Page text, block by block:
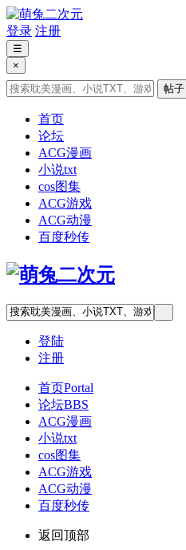
登录 注册
☰
×
帖子
首页
论坛
ACG漫画
小说txt
cos图集
ACG游戏
ACG动漫
百度秒传
登陆
注册
首页Portal
论坛BBS
ACG漫画
小说txt
cos图集
ACG游戏
ACG动漫
百度秒传
返回顶部